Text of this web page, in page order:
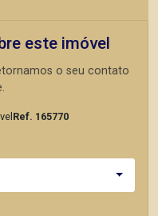
este imóvel
o seu contato
Ref. 165770